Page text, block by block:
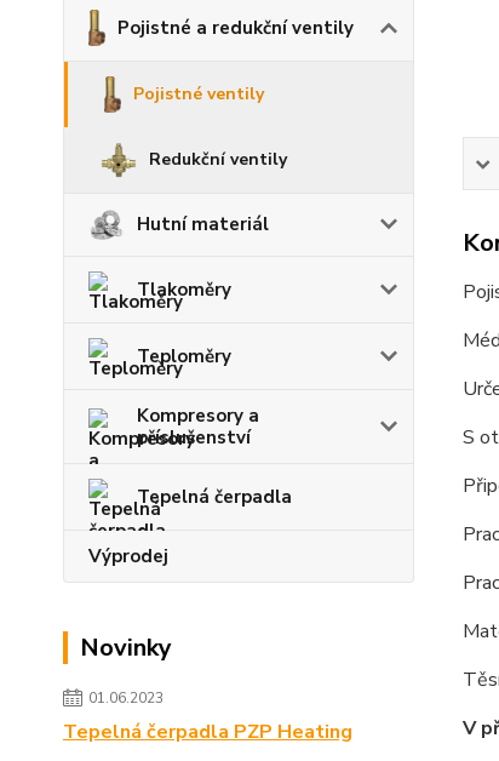
Pojistné a redukční ventily
Pojistné ventily
Redukční ventily
Hutní materiál
Tlakoměry
Teploměry
Kompresory a
příslušenství
Tepelná čerpadla
Výprodej
Novinky
01.06.2023
Tepelná čerpadla PZP Heating
S
V